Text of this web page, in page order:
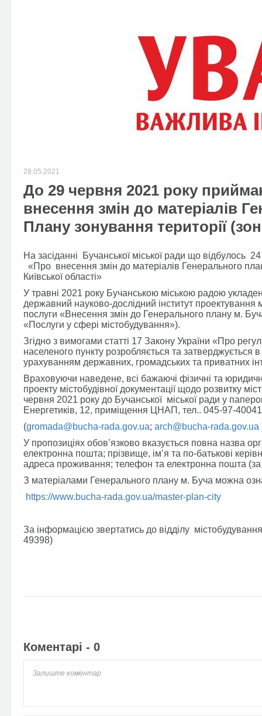
28.05.2021
До 29 червня 2021 року
внесення змін до матеріалів
Плану зонування території
На засіданні Бучанської міської ради що
«Про внесення змін до матеріалів Генерального
Київської області»
У травні 2021 року Бучанською міською радою
державний науково-дослідний інститут
послуги «Внесення змін до Генерального плану м.
«Послуги у сфері містобудування»).
Згідно з вимогами статті 17 Закону України «Про
населеного пункту розробляється та затверджується
урахуванням державних, громадських та приватних
Враховуючи наведене, всі бажаючі фізичні та
проекту містобудівної документації щодо розвитку
червня 2021 року до Бучанської міської ради у
Енергетиків, 12, приміщення ЦНАП, тел.. 045-97-
(gromada@bucha-rada.gov.ua; arch@bucha-rada.gov.ua
У пропозиціях обов’язково вказується повна назва
електронна пошта; прізвище, ім’я та по-батькові
адреса проживання; телефон та електронна пошта (за
З матеріалами Генерального плану м. Буча можна
https://www.bucha-rada.gov.ua/master-plan-city
За інформацією звертатись до відділу
49398)
Коментарі - 0